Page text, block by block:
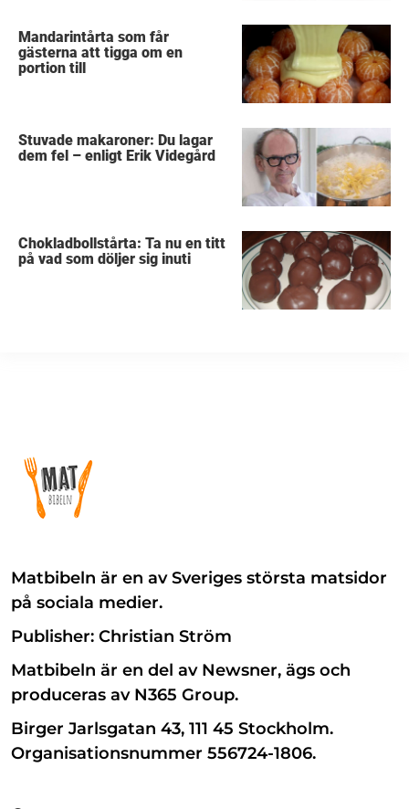
Mandarintårta som får
gästerna att tigga om en
portion till
Stuvade makaroner: Du lagar
dem fel – enligt Erik Videgård
Chokladbollstårta: Ta nu en titt
på vad som döljer sig inuti
Matbibeln är en av Sveriges största matsidor
på sociala medier.
Publisher: Christian Ström
Matbibeln är en del av Newsner, ägs och
produceras av N365 Group.
Birger Jarlsgatan 43, 111 45 Stockholm.
Organisationsnummer 556724-1806.